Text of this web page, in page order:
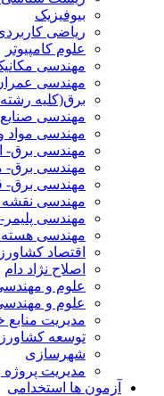
بیوفیزیک
ریاضی
علوم کامپیوتر
مهندسی
مهندسی
برق(کلیه
مهندسی صنایع
مهندسی مواد
مهندسی برق-
مهندسی برق-
مهندسی برق-
مهندسی نقشه
مهندسی پلیمر-
مهندسی هسته
اقتصاد
اصلاح نژاد دام
علوم و
علوم و
مدیریت منابع
توسعه
شهرسازی
مدیریت
آزمون ها استخدامی